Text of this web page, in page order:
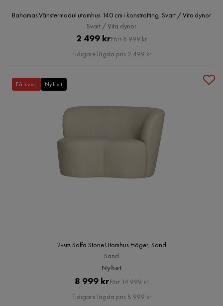
Bahamas Vänstermodul utomhus 140 cm i konstrotting, Svart / Vita dynor
Svart / Vita dynor
Pris
2 499 krOriginal
Pris
Förr 6 999 kr
Tidigare lägsta pris 2 499 kr
2-sits Soffa Stone Utomhus Höger, Sand
Sand
Nyhet
Pris
8 999 krOriginal
Pris
Förr 14 999 kr
Tidigare lägsta pris 8 999 kr
Få kvar Nyhet